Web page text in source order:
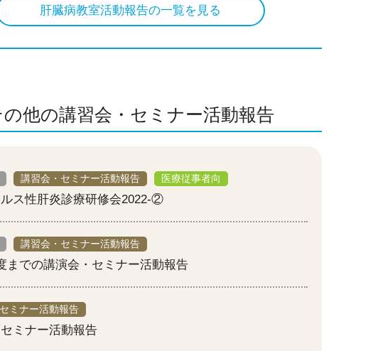
肝臓病教室活動報告の一覧を見る
の他の講習会・セミナー活動報告
講習会・セミナー活動報告 医療従事者向
ス性肝炎診療研修会2022-②
講習会・セミナー活動報告
までの講演会・セミナー活動報告
ミナー活動報告
ミナー活動報告